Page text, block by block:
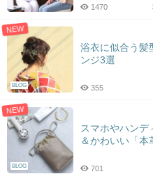
1470
NEW
BLOG
浴衣に似合う髪
ンジ3選
355
NEW
BLOG
スマホやハンデ
＆かわいい「本
701